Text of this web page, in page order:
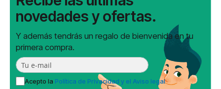
novedades y ofertas.
Y además tendrás un regalo de bienvenida en tu
primera compra.
Acepto la Política de Privacidad y el Aviso legal